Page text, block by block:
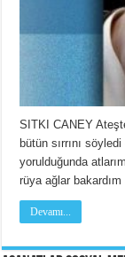
SITKI CANEY
bütün sırrını
yorulduğunda
rüya ağlar
Devamı...